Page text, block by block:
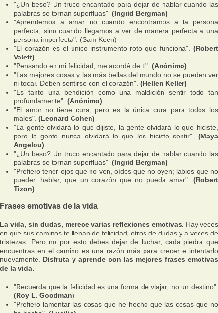
"¿Un beso? Un truco encantado para dejar de hablar cuando las
palabras se tornan superfluas". (Ingrid Bergman)
"Aprendemos a amar no cuando encontramos a la persona
perfecta, sino cuando llegamos a ver de manera perfecta a una
persona imperfecta". (Sam Keen)
"El corazón es el único instrumento roto que funciona". (Robert
Valett)
"Pensando en mi felicidad, me acordé de ti". (Anónimo)
"Las mejores cosas y las más bellas del mundo no se pueden ver
ni tocar. Deben sentirse con el corazón". (Hellen Keller)
"Es tanto una bendición como una maldición sentir todo tan
profundamente". (Anónimo)
"El amor no tiene cura, pero es la única cura para todos los
males". (Leonard Cohen)
"La gente olvidará lo que dijiste, la gente olvidará lo que hiciste,
pero la gente nunca olvidará lo que les hiciste sentir". (Maya
Angelou)
"¿Un beso? Un truco encantado para dejar de hablar cuando las
palabras se tornan superfluas". (Ingrid Bergman)
"Prefiero tener ojos que no ven, oídos que no oyen; labios que no
pueden hablar, que un corazón que no pueda amar". (Robert
Tizon)
Frases emotivas de la vida
La vida, sin dudas, merece varias reflexiones emotivas. Hay veces
en que sus caminos te llenan de felicidad, otros de dudas y a veces de
tristezas. Pero no por esto debes dejar de luchar, cada piedra que
encuentras en el camino es una razón más para crecer e intentarlo
nuevamente. Disfruta y aprende con las mejores frases emotivas
de la vida.
"Recuerda que la felicidad es una forma de viajar, no un destino".
(Roy L. Goodman)
"Prefiero lamentar las cosas que he hecho que las cosas que no